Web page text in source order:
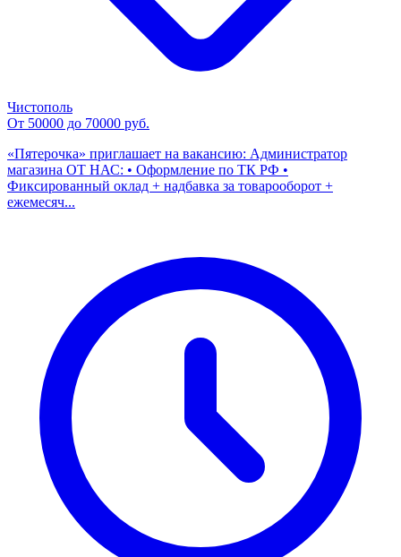
Чистополь
От 50000 до 70000 руб.
«Пятерочка» приглашает на вакансию: Администратор
магазина ОТ НАС: • Оформление по ТК РФ •
Фиксированный оклад + надбавка за товарооборот +
ежемесяч...